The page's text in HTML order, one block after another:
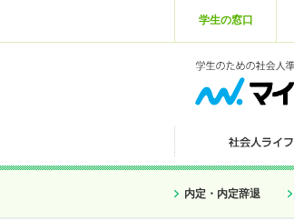
学生の窓口
内定・内定辞退